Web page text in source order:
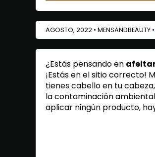
AGOSTO, 2022 • MENSANDBEAUTY •
¿Estás pensando en
¡Estás en el sitio correcto!
tienes cabello en tu
la contaminación
aplicar ningún producto,